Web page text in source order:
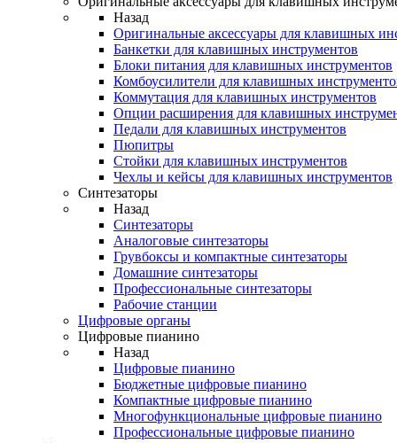
Назад
Оригинальные аксессуары для клавишных
Банкетки для клавишных инструментов
Блоки питания для клавишных инструментов
Комбоусилители для клавишных
Коммутация для клавишных инструментов
Опции расширения для клавишных
Педали для клавишных инструментов
Пюпитры
Стойки для клавишных инструментов
Чехлы и кейсы для клавишных инструментов
Синтезаторы
Назад
Синтезаторы
Аналоговые синтезаторы
Грувбоксы и компактные синтезаторы
Домашние синтезаторы
Профессиональные синтезаторы
Рабочие станции
Цифровые органы
Цифровые пианино
Назад
Цифровые пианино
Бюджетные цифровые пианино
Компактные цифровые пианино
Многофункциональные цифровые пианино
Профессиональные цифровые пианино